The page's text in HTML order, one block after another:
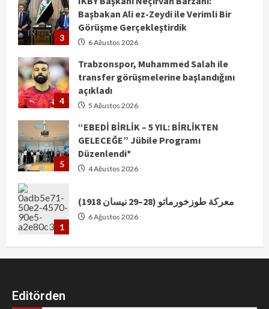
3
Başbakan Ali ez-Zeydi ile Verimli Bir
Görüşme Gerçekleştirdik
6 Ağustos 2026
4
Trabzonspor, Muhammed Salah ile
transfer görüşmelerine başlandığını
açıkladı
5 Ağustos 2026
5
“EBEDİ BİRLİK – 5 YIL: BİRLİKTEN
GELECEĞE” Jübile Programı
Düzenlendi*
4 Ağustos 2026
1
معركة طوزخورماتو (28–29 نيسان 1918)
6 Ağustos 2026
اعترافات جديدة لمشارك في محاولة اغتيال
Editörden